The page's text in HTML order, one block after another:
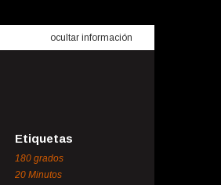
ocultar información
Etiquetas
180 grados
20 Minutos